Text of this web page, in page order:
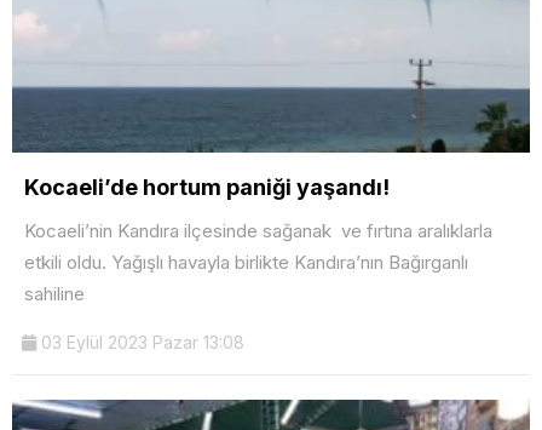
Kocaeli’de hortum paniği yaşandı!
Kocaeli’nin Kandıra ilçesinde sağanak ve fırtına aralıklarla
etkili oldu. Yağışlı havayla birlikte Kandıra’nın Bağırganlı
sahiline
03 Eylül 2023 Pazar 13:08